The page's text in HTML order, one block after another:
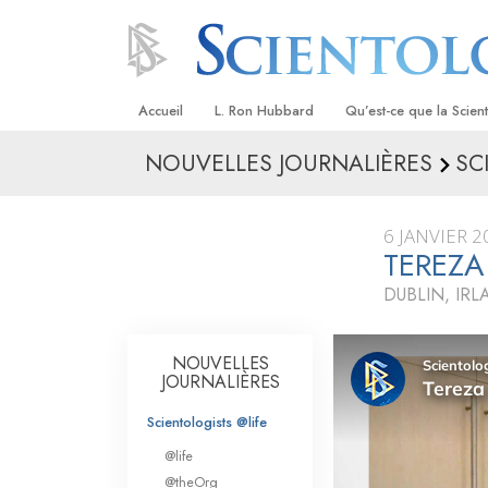
Accueil L. Ron Hubbard Qu’est-ce que la
Croyances et pratiques
Les scientologues et
Rencontrez un
À l’intérieur d’une
Les principes de
Scientologie
NOUVELLES JOURNALIÈRES
6 JANVIER
DUBLIN,
NOUVELLES
JOURNALIÈRES
Scientologists @life
@life
@theOrg